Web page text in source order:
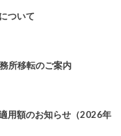
ついて
所移転のご案内
用額のお知らせ（2026年